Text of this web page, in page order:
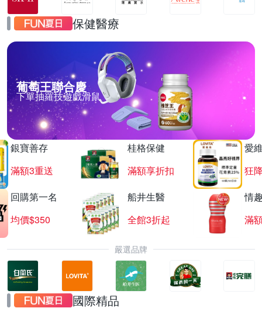
保健醫療
葡萄王聯合慶
下單抽羅技遊戲滑鼠
銀寶善存
滿額3重送
桂格保健
滿額享折扣
愛
狂
回購第一名
均價$350
船井生醫
全館3折起
情
滿
嚴選品牌
國際精品